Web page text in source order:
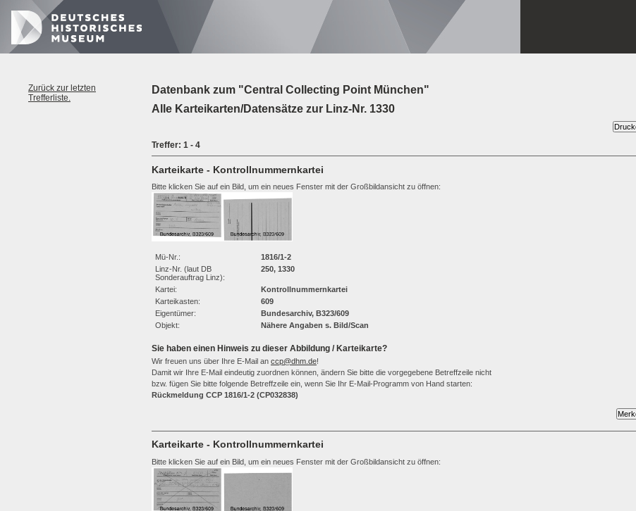
Zurück zur letzten
Trefferliste.
Datenbank zum "Central Collecting Point München"
Alle Karteikarten/Datensätze zur Linz-Nr. 1330
Treffer: 1 - 4
Karteikarte - Kontrollnummernkartei
Bitte klicken Sie auf ein Bild, um ein neues Fenster mit der Großbildansicht zu öffnen:
Mü-Nr.:
1816/1-2
Linz-Nr. (laut DB
Sonderauftrag Linz):
250, 1330
Kartei:
Kontrollnummernkartei
Karteikasten:
609
Eigentümer:
Bundesarchiv, B323/609
Objekt:
Nähere Angaben s. Bild/Scan
Sie haben einen Hinweis zu dieser Abbildung / Karteikarte?
Wir freuen uns über Ihre E-Mail an ccp@dhm.de!
Damit wir Ihre E-Mail eindeutig zuordnen können, ändern Sie bitte die vorgegebene Betreffzeile nicht
bzw. fügen Sie bitte folgende Betreffzeile ein, wenn Sie Ihr E-Mail-Programm von Hand starten:
Rückmeldung CCP 1816/1-2 (CP032838)
Karteikarte - Kontrollnummernkartei
Bitte klicken Sie auf ein Bild, um ein neues Fenster mit der Großbildansicht zu öffnen: